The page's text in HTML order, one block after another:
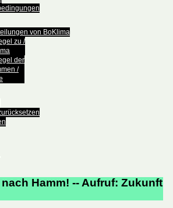
von BoKlima
zu /
der
/
Hamm! -- Aufruf: Zukunft